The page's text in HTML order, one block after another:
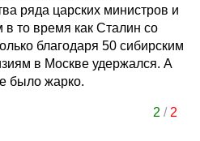
ряда царских министров и
то время как Сталин со
благодаря 50 сибирским
в Москве удержался. А
было жарко.
2 / 2